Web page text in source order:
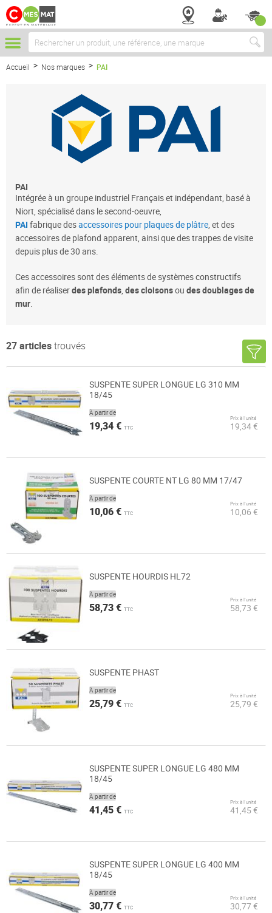
Chercher
Accueil Nos marques PAI
PAI
Intégrée à un groupe industriel Français et indépendant, basé à
Niort, spécialisé dans le second-oeuvre,
PAI fabrique desaccessoires pour plaques de plâtre, et des
accessoires de plafond apparent, ainsi que des trappes de visite
depuis plus de 30 ans.
Ces accessoires sont des éléments de systèmes constructifs
afin de réaliserdes plafonds, des cloisonsou des doublages de
mur.
27articlestrouvés
SUSPENTE SUPER LONGUE LG 310 MM
18/45
À partir de
19,34 € TTC
Prix à l’unité
19,34 €
SUSPENTE COURTE NT LG 80 MM 17/47
À partir de
10,06 € TTC
Prix à l’unité
10,06 €
SUSPENTE HOURDIS HL72
À partir de
58,73 € TTC
Prix à l’unité
58,73 €
SUSPENTE PHAST
À partir de
25,79 € TTC
Prix à l’unité
25,79 €
SUSPENTE SUPER LONGUE LG 480 MM
18/45
À partir de
41,45 € TTC
Prix à l’unité
41,45 €
SUSPENTE SUPER LONGUE LG 400 MM
18/45
À partir de
30,77 € TTC
Prix à l’unité
30,77 €